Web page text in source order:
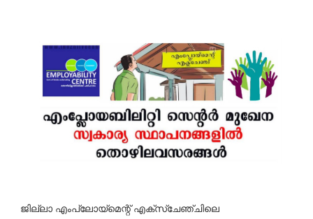
ജില്ലാ എംപ്ലോയ്മെന്റ് എക്സ്ചേഞ്ചിലെ